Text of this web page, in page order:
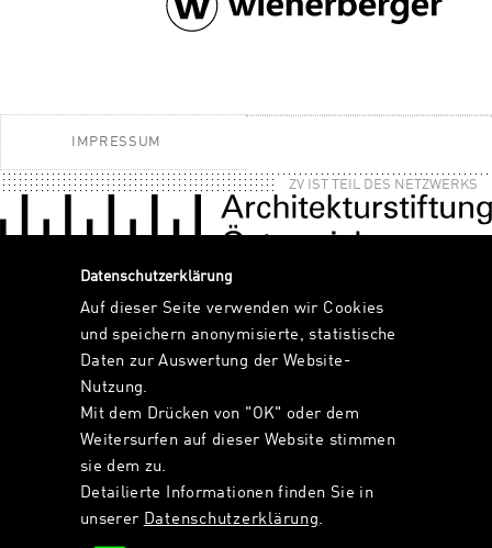
IMPRESSUM
ZV IST TEIL DES NETZWERKS
Datenschutzerklärung
Auf dieser Seite verwenden wir Cookies
und speichern anonymisierte, statistische
Daten zur Auswertung der Website-
Nutzung.
Mit dem Drücken von "OK" oder dem
Weitersurfen auf dieser Website stimmen
sie dem zu.
Detailierte Informationen finden Sie in
unserer Datenschutzerklärung.